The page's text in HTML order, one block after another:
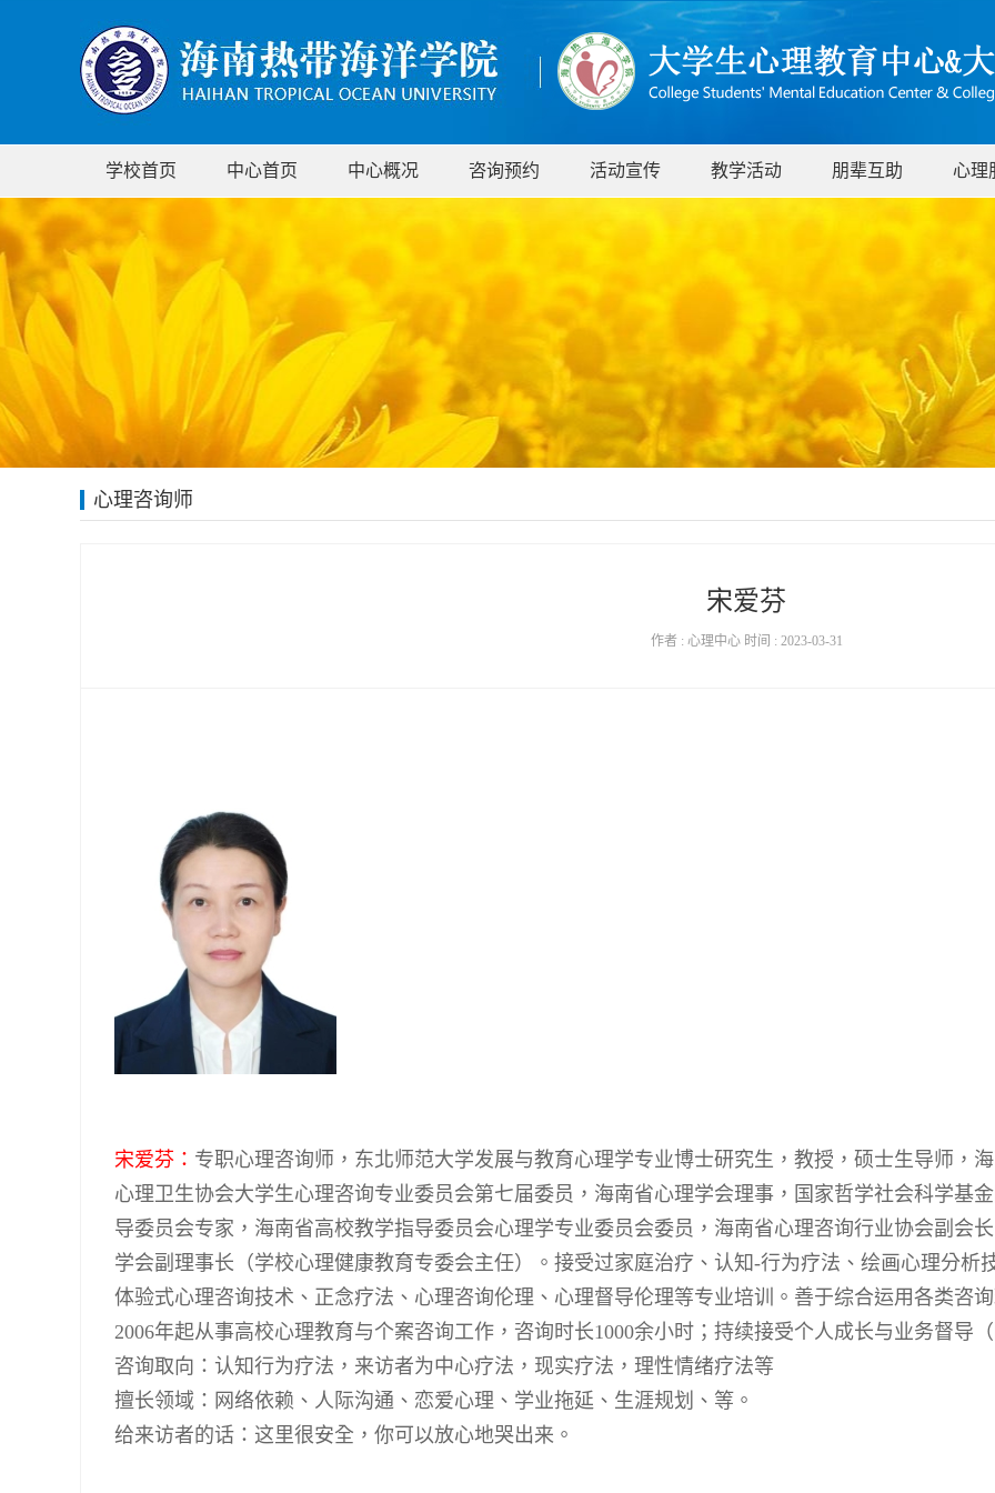
学校首页 中心首页 中心概况 咨询预约 活动宣传 教学活动 朋辈互助 心理
心理咨询师
宋爱芬
作者 : 心理中心 时间 : 2023-03-31
宋爱芬： 专职心理咨询师，东北师范大学发展与教育心理学专业博士研究生，教授，硕士生导师，
心理卫生协会大学生心理咨询专业委员会第七届委员，海南省心理学会理事，国家哲学社会科学基
导委员会专家，海南省高校教学指导委员会心理学专业委员会委员，海南省心理咨询行业协会副会
学会副理事长（学校心理健康教育专委会主任）。接受过家庭治疗、认知-行为疗法、绘画心理分析
体验式心理咨询技术、正念疗法、心理咨询伦理、心理督导伦理等专业培训。善于综合运用各类咨
2006年起从事高校心理教育与个案咨询工作，咨询时长1000余小时；持续接受个人成长与业务督导
咨询取向：认知行为疗法，来访者为中心疗法，现实疗法，理性情绪疗法等
擅长领域：网络依赖、人际沟通、恋爱心理、学业拖延、生涯规划、等。
给来访者的话：这里很安全，你可以放心地哭出来。